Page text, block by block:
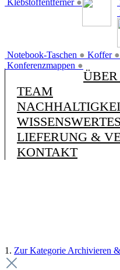
Klebstoffentferner ●
Notebook-Taschen ● Koffer ●
Konferenzmappen ●
TEAM
WISSENSWERTES
LIEFERUNG &
KONTAKT
1. Zur Kategorie Archivieren